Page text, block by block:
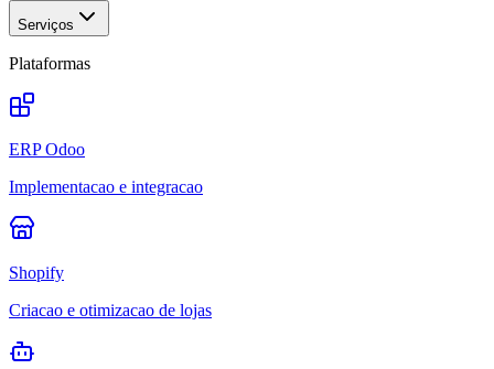
Serviços
Plataformas
ERP Odoo
Implementacao e integracao
Shopify
Criacao e otimizacao de lojas